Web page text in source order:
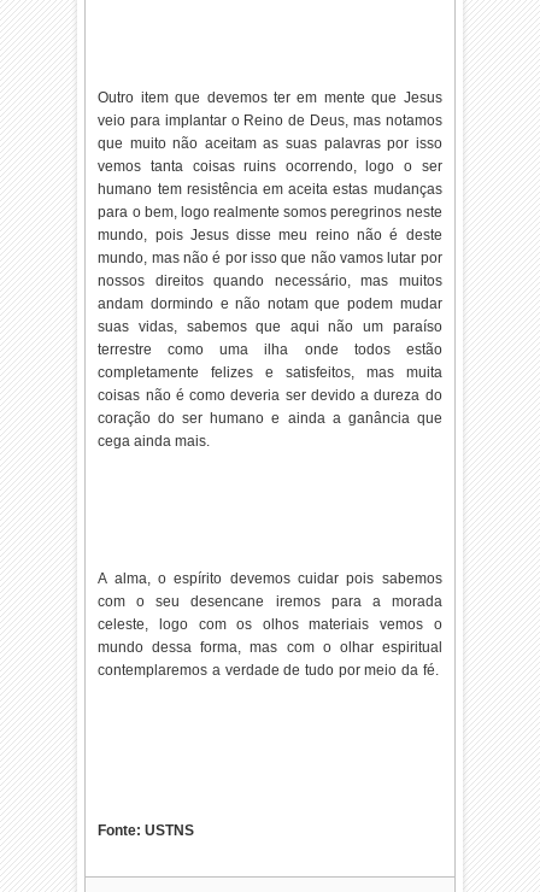
Outro item que devemos ter em mente que Jesus
veio para implantar o Reino de Deus, mas notamos
que muito não aceitam as suas palavras por isso
vemos tanta coisas ruins ocorrendo, logo o ser
humano tem resistência em aceita estas mudanças
para o bem, logo realmente somos peregrinos neste
mundo, pois Jesus disse meu reino não é deste
mundo, mas não é por isso que não vamos lutar por
nossos direitos quando necessário, mas muitos
andam dormindo e não notam que podem mudar
suas vidas, sabemos que aqui não um paraíso
terrestre como uma ilha onde todos estão
completamente felizes e satisfeitos, mas muita
coisas não é como deveria ser devido a dureza do
coração do ser humano e ainda a ganância que
cega ainda mais.
A alma, o espírito devemos cuidar pois sabemos
com o seu desencane iremos para a morada
celeste, logo com os olhos materiais vemos o
mundo dessa forma, mas com o olhar espiritual
contemplaremos a verdade de tudo por meio da fé.
Fonte: USTNS